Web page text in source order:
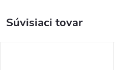
Súvisiaci tovar